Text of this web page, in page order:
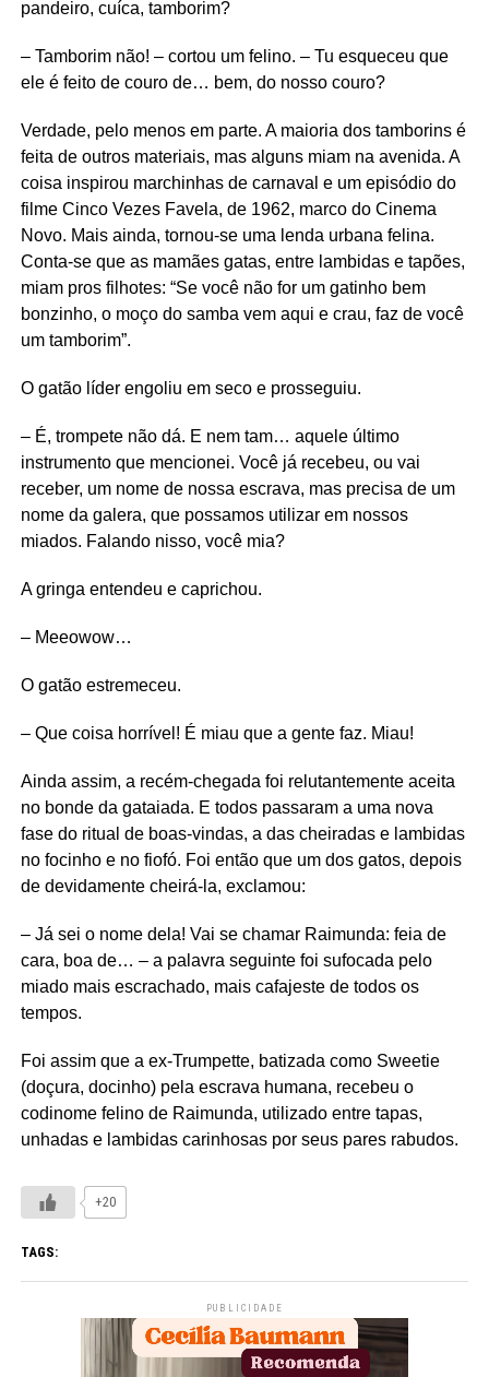
pandeiro, cuíca, tamborim?
– Tamborim não! – cortou um felino. – Tu esqueceu que
ele é feito de couro de… bem, do nosso couro?
Verdade, pelo menos em parte. A maioria dos tamborins é
feita de outros materiais, mas alguns miam na avenida. A
coisa inspirou marchinhas de carnaval e um episódio do
filme Cinco Vezes Favela, de 1962, marco do Cinema
Novo. Mais ainda, tornou-se uma lenda urbana felina.
Conta-se que as mamães gatas, entre lambidas e tapões,
miam pros filhotes: “Se você não for um gatinho bem
bonzinho, o moço do samba vem aqui e crau, faz de você
um tamborim”.
O gatão líder engoliu em seco e prosseguiu.
– É, trompete não dá. E nem tam… aquele último
instrumento que mencionei. Você já recebeu, ou vai
receber, um nome de nossa escrava, mas precisa de um
nome da galera, que possamos utilizar em nossos
miados. Falando nisso, você mia?
A gringa entendeu e caprichou.
– Meeowow…
O gatão estremeceu.
– Que coisa horrível! É miau que a gente faz. Miau!
Ainda assim, a recém-chegada foi relutantemente aceita
no bonde da gataiada. E todos passaram a uma nova
fase do ritual de boas-vindas, a das cheiradas e lambidas
no focinho e no fiofó. Foi então que um dos gatos, depois
de devidamente cheirá-la, exclamou:
– Já sei o nome dela! Vai se chamar Raimunda: feia de
cara, boa de… – a palavra seguinte foi sufocada pelo
miado mais escrachado, mais cafajeste de todos os
tempos.
Foi assim que a ex-Trumpette, batizada como Sweetie
(doçura, docinho) pela escrava humana, recebeu o
codinome felino de Raimunda, utilizado entre tapas,
unhadas e lambidas carinhosas por seus pares rabudos.
+20
TAGS:
PUBLICIDADE